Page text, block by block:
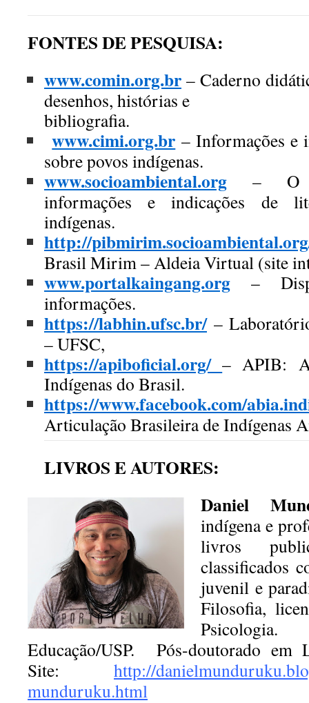
FONTES DE PESQUISA:
www.comin.org.br – Caderno
desenhos, histórias e
bibliografia.
www.cimi.org.br – Informações e
sobre povos indígenas.
www.socioambiental.org – O
informações e indicações de
indígenas.
http://
Brasil Mirim – Aldeia Virtual (site
www.portalkaingang.org –
informações.
https://labhin.ufsc.br/–
– UFSC,
https://apiboficial.org/ – APIB:
Indígenas do Brasil.
https://www.facebook.com/
Articulação Brasileira de Indígenas
LIVROS E AUTORES:
Daniel
indígena e
livros
classificados
juvenil e
Filosofia,
Educação/USP. Pós-doutorado em
Site: http://
munduruku.html